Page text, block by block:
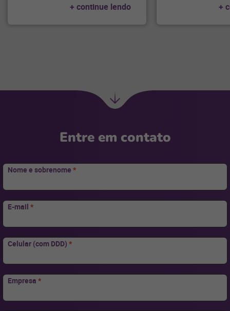
+ continue lendo +
Ir
Entre em contato
Nome e sobrenome *
E-mail *
Celular (com DDD) *
Empresa *